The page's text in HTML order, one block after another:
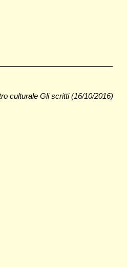
culturale Gli scritti (16/10/2016)